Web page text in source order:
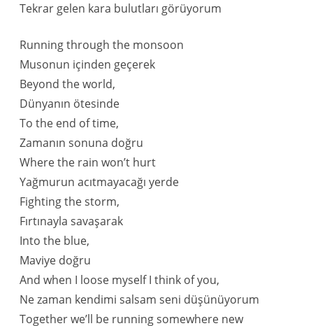
Tekrar gelen kara bulutları görüyorum
Running through the monsoon
Musonun içinden geçerek
Beyond the world,
Dünyanın ötesinde
To the end of time,
Zamanın sonuna doğru
Where the rain won’t hurt
Yağmurun acıtmayacağı yerde
Fighting the storm,
Fırtınayla savaşarak
Into the blue,
Maviye doğru
And when I loose myself I think of you,
Ne zaman kendimi salsam seni düşünüyorum
Together we’ll be running somewhere new